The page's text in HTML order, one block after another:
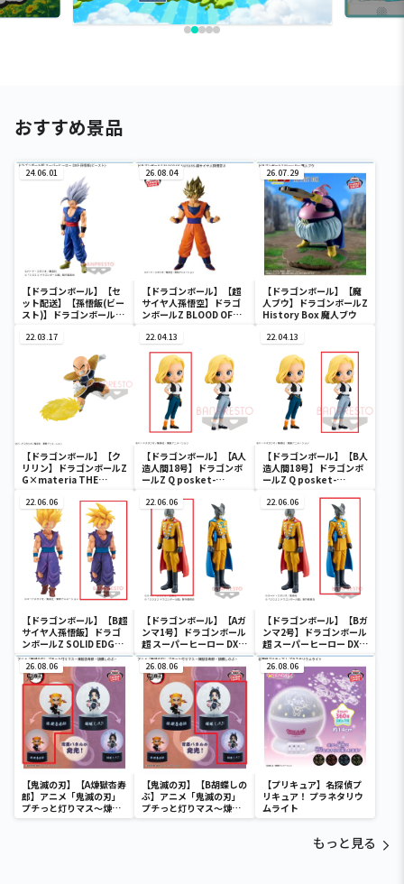
おすすめ景品
24.06.01
【ドラゴンボール】【セ
ット配送】【孫悟飯(ビー
スト)】ドラゴンボール超
悟飯(ビースト)-
26.08.04
【ドラゴンボール】【超
サイヤ人孫悟空】ドラゴ
ンボールZ BLOOD OF
空-Ⅱ
26.07.29
【ドラゴンボール】【魔
人ブウ】ドラゴンボールZ
History Box 魔人ブウ
22.03.17
【ドラゴンボール】【ク
リリン】ドラゴンボールZ
G×materia THE
22.04.13
【ドラゴンボール】【A人
造人間18号】ドラゴンボ
ールZ Q posket-
22.04.13
【ドラゴンボール】【B人
造人間18号】ドラゴンボ
ールZ Q posket-
22.06.06
【ドラゴンボール】【B超
サイヤ人孫悟飯】ドラゴ
ンボールZ SOLID EDGE
WORKS-THE出陣-5
22.06.06
【ドラゴンボール】【Aガ
ンマ1号】ドラゴンボール
超 スーパーヒーロー DXF-
ガンマ1号＆ガンマ2号-
22.06.06
【ドラゴンボール】【Bガ
ンマ2号】ドラゴンボール
超 スーパーヒーロー DXF-
ガンマ1号＆ガンマ2号-
26.08.06
【鬼滅の刃】【A煉獄杏寿
郎】アニメ「鬼滅の刃」
プチっと灯りマス～煉獄
杏寿郎・胡蝶しのぶ～
26.08.06
【鬼滅の刃】【B胡蝶しの
ぶ】アニメ「鬼滅の刃」
プチっと灯りマス～煉獄
杏寿郎・胡蝶しのぶ～
26.08.06
【プリキュア】名探偵プ
リキュア！ プラネタリウ
ムライト
もっと見る